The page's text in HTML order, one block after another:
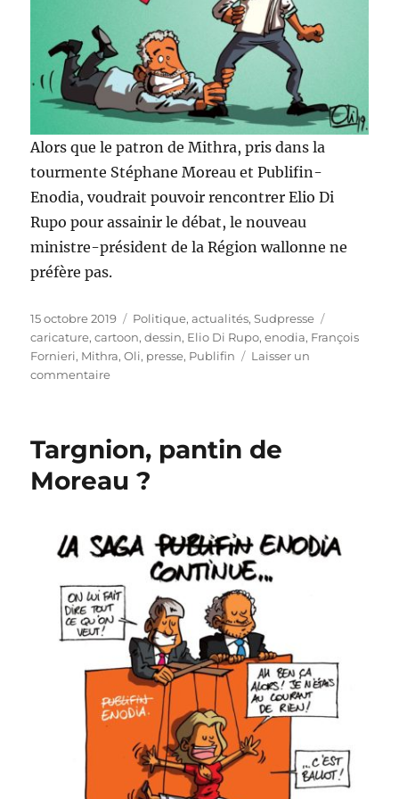
Alors que le patron de Mithra, pris dans la
tourmente Stéphane Moreau et Publifin-
Enodia, voudrait pouvoir rencontrer Elio Di
Rupo pour assainir le débat, le nouveau
ministre-président de la Région wallonne ne
préfère pas.
Publié
le
15 octobre 2019 Catégories
Politique, actualités,Sudpresse
caricature,cartoon,dessin, Elio Di Rupo,enodia, François
Fornieri, Mithra,Oli, presse, Publifin
Laisser un
commentairesur
veut
Fornieri
Targnion, pantin de
Moreau ?